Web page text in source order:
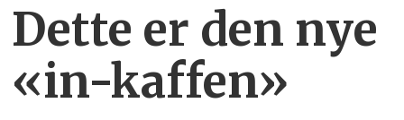
Dette er den nye
«in-kaffen»